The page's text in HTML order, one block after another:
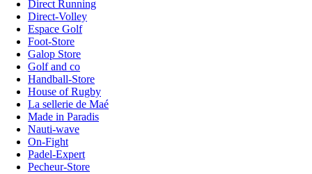
Direct Running
Direct-Volley
Espace Golf
Foot-Store
Galop Store
Golf and co
Handball-Store
House of Rugby
La sellerie de Maé
Made in Paradis
Nauti-wave
On-Fight
Padel-Expert
Pecheur-Store